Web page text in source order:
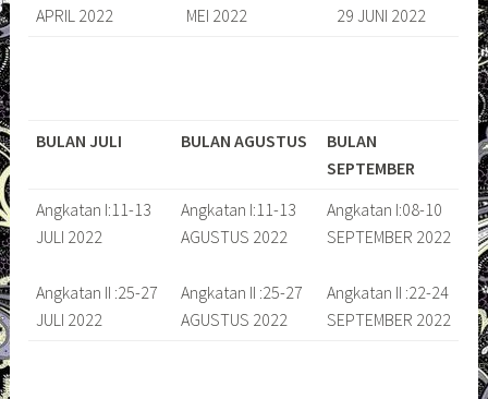
APRIL 2022
MEI 2022
29 JUNI 2022
BULAN JULI BULAN AGUSTUS
BULAN
SEPTEMBER
Angkatan I:11-13
JULI 2022
Angkatan II :25-27
JULI 2022
Angkatan I:11-13
AGUSTUS 2022
Angkatan II :25-27
AGUSTUS 2022
Angkatan I:08-10
SEPTEMBER 2022
Angkatan II :22-24
SEPTEMBER 2022